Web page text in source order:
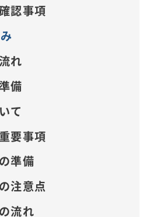
認事項
れ
備
て
要事項
準備
注意点
流れ